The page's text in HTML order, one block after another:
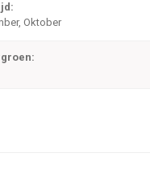
Oktober